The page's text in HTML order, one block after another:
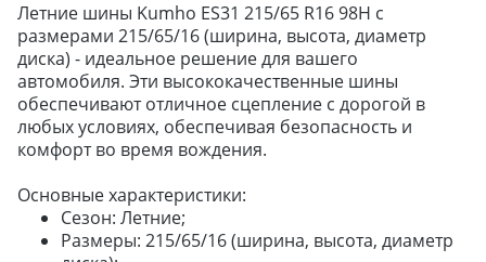
Летние шины Kumho ES31 215/65 R16 98H с
размерами 215/65/16 (ширина, высота, диаметр
диска) - идеальное решение для вашего
автомобиля. Эти высококачественные шины
обеспечивают отличное сцепление с дорогой в
любых условиях, обеспечивая безопасность и
комфорт во время вождения.
Основные характеристики:
Сезон: Летние;
Размеры: 215/65/16 (ширина, высота, диаметр